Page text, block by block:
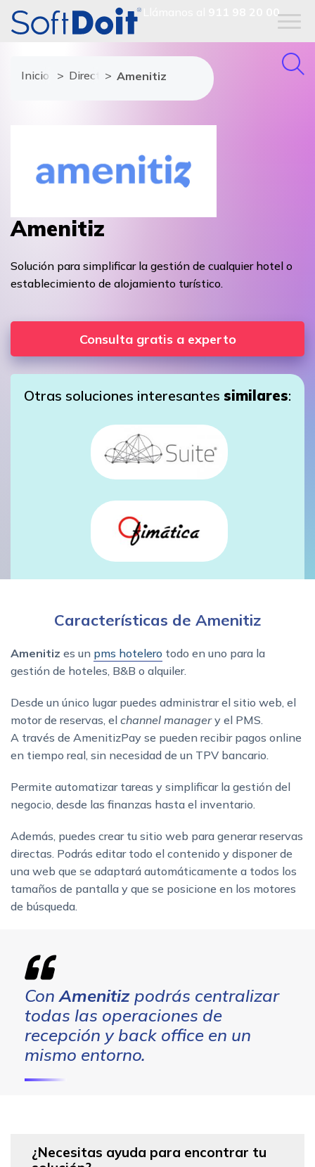
911 98 20 00
Inicio Directorio de proveedores
Amenitiz
Amenitiz
Solución para simplificar la gestión de cualquier hotel o
establecimiento de alojamiento turístico.
Consulta gratis a experto
Otras soluciones interesantes similares:
Características de Amenitiz
Amenitiz es un pms hotelero todo en uno para la
gestión de hoteles, B&B o alquiler.
Desde un único lugar puedes administrar el sitio web, el
motor de reservas, el channel managery el PMS.
A través de AmenitizPay se pueden recibir pagos online
en tiempo real, sin necesidad de un TPV bancario.
Permite automatizar tareas y simplificar la gestión del
negocio, desde las finanzas hasta el inventario.
Además, puedes crear tu sitio web para generar reservas
directas. Podrás editar todo el contenido y disponer de
una web que se adaptará automáticamente a todos los
tamaños de pantalla y que se posicione en los motores
de búsqueda.
ConAmenitiz podrás centralizar
todas las operaciones de
recepción y back office en un
mismo entorno.
¿Necesitas ayuda para encontrar tu